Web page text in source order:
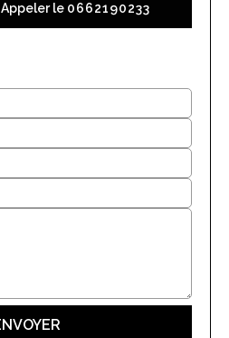
Appeler le 0662190233